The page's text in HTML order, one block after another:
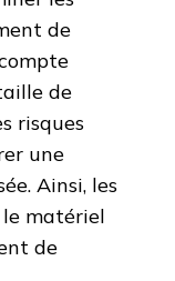
de
de
risques
une
Ainsi, les
matériel
de